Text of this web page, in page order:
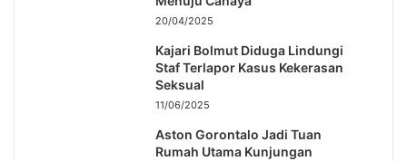
20/04/2025
Kajari Bolmut Diduga Lindungi
Staf Terlapor Kasus Kekerasan
Seksual
11/06/2025
Aston Gorontalo Jadi Tuan
Rumah Utama Kunjungan